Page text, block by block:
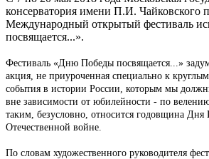
консерватория имени П.И. Чайковского
Международный открытый фестиваль
посвящается...».
Фестиваль «Дню Победы посвящается...»
акция, не приуроченная специально к
события в истории России, которым мы
вне зависимости от юбилейности - по
таким, безусловно, относится годовщина
Отечественной войне.
По словам художественного руководителя